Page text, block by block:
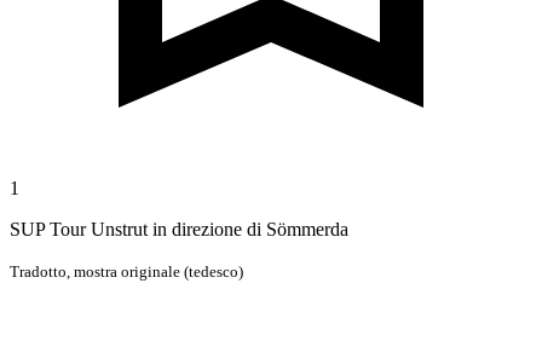
1
SUP Tour Unstrut in direzione di Sömmerda
Tradotto, mostra originale (tedesco)